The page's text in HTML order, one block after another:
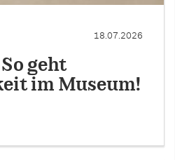
18.07.2026
geht
im Museum!